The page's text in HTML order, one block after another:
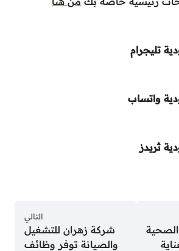
تليجرام
واتساب
ثريدز
الصحية
التالي
شركة زهران للتشغيل
والصيانة توفر وظائف